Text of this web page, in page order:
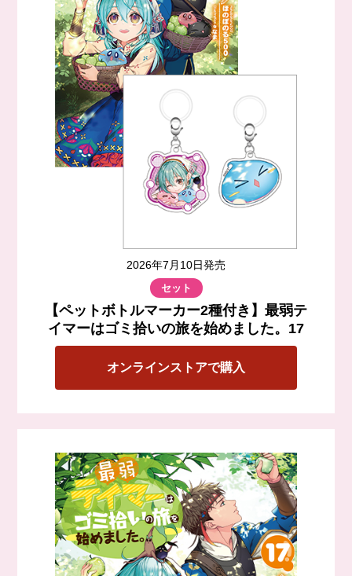
2025年12月10日
『最弱テイマーはゴミ拾いの旅を始めました。』 TVアニメ
第2期制作決定！
2025年12月5日
原作第15巻書影公開！
2025年12月5日
コミックス第8巻書影公開！
コミックス第8巻予約開始！
2025年4月10日
原作第14巻予約開始！
2025年4月10日
アプリゲーム配信開始！
2025年2月25日
ジュニア文庫第8巻予約開始！
2024年12月25日
原作第13巻書影公開！
2026年7月10日発売
セット
【ペットボトルマーカー2種付き】最弱テ
イマーはゴミ拾いの旅を始めました。17
オンラインストアで購入